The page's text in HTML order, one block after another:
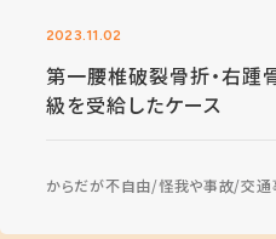
2023.11.02
第一腰椎破裂骨折・右踵
級を受給したケース
からだが不自由 怪我や事故 交通